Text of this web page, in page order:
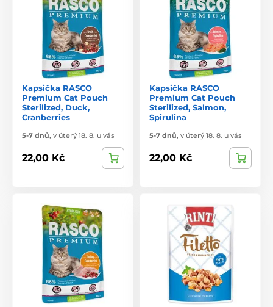
Kapsička RASCO
Premium Cat Pouch
Sterilized, Duck,
Cranberries
5-7 dnů, v úterý 18. 8. u vás
22,00 Kč
Kapsička RASCO
Premium Cat Pouch
Sterilized, Salmon,
Spirulina
5-7 dnů, v úterý 18. 8. u vás
22,00 Kč